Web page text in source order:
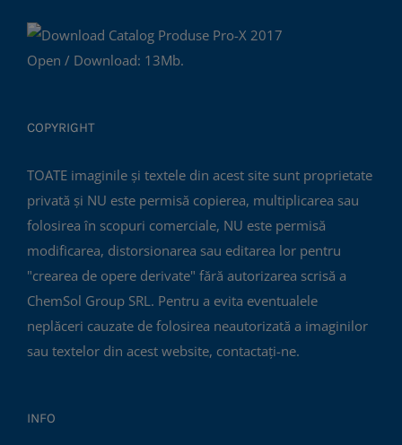
Open / Download: 13Mb.
COPYRIGHT
TOATE imaginile și textele din acest site sunt proprietate
privată și NU este permisă copierea, multiplicarea sau
folosirea în scopuri comerciale, NU este permisă
modificarea, distorsionarea sau editarea lor pentru
"crearea de opere derivate" fără autorizarea scrisă a
ChemSol Group SRL. Pentru a evita eventualele
neplăceri cauzate de folosirea neautorizată a imaginilor
sau textelor din acest website, contactați-ne.
INFO